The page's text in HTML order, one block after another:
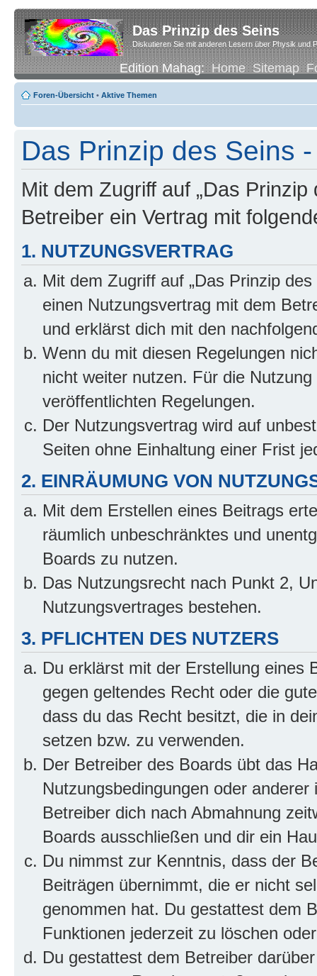
Das Prinzip des Seins
Diskutieren Sie mit anderen Lesern über Physik und
Edition Mahag:Home Sitemap
Foren-Übersicht • Aktive Themen
Das Prinzip des Seins
Mit dem Zugriff auf „Das
Betreiber ein Vertrag mit
1. NUTZUNGSVERTRAG
Mit dem Zugriff auf „Das Prinzip
einen Nutzungsvertrag mit dem
und erklärst dich mit den
Wenn du mit diesen Regelungen
nicht weiter nutzen. Für die
veröffentlichten Regelungen.
Der Nutzungsvertrag wird auf
Seiten ohne Einhaltung einer Frist
2. EINRÄUMUNG VON
Mit dem Erstellen eines Beitrags
räumlich unbeschränktes und
Boards zu nutzen.
Das Nutzungsrecht nach Punkt 2,
Nutzungsvertrages bestehen.
3. PFLICHTEN DES NUTZERS
Du erklärst mit der Erstellung eines
gegen geltendes Recht oder die
dass du das Recht besitzt, die in
setzen bzw. zu verwenden.
Der Betreiber des Boards übt das
Nutzungsbedingungen oder
Betreiber dich nach Abmahnung
Boards ausschließen und dir ein
Du nimmst zur Kenntnis, dass der
Beiträgen übernimmt, die er nicht
genommen hat. Du gestattest dem
Funktionen jederzeit zu löschen
Du gestattest dem Betreiber